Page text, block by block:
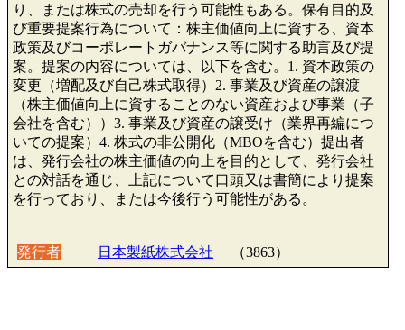
り、または株式の売却を行う可能性もある。保有目的及
び重要提案行為について：株主価値向上に資する、資本
政策及びコーポレートガバナンス等に関する助言及び提
案。提案の内容については、以下を含む。1. 資本政策の
変更（増配及び自己株式取得）2. 事業及び資産の譲渡
（株主価値向上に資することのない資産および事業（子
会社を含む））3. 事業及び資産の譲受け（業界再編につ
いての提案）4. 株式の非公開化（MBOを含む）提出者
は、発行会社の株主価値の向上を目的として、発行会社
との対話を通じ、上記について口頭又は書簡により提案
を行っており、または今後行う可能性がある。
発行者 日本製紙株式会社 （3863）